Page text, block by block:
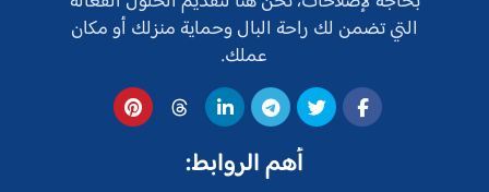
التي تضمن لك راحة البال وحماية منزلك أو مكان
عملك.
أهم الروابط: